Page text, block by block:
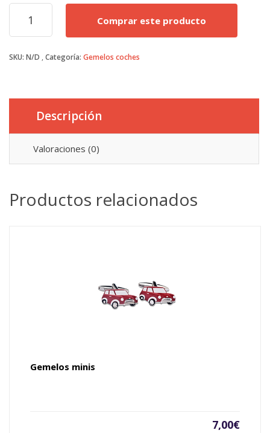
Gemelos
fórmula
1
Comprar este producto
SKU: N/D Categoría: Gemelos coches
Descripción
Valoraciones (0)
Productos relacionados
Gemelos minis
7,00€